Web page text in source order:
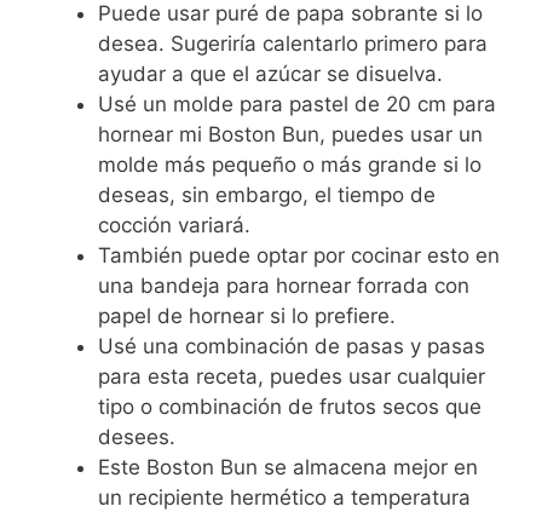
Puede usar puré de papa sobrante si lo
desea. Sugeriría calentarlo primero para
ayudar a que el azúcar se disuelva.
Usé un molde para pastel de 20 cm para
hornear mi Boston Bun, puedes usar un
molde más pequeño o más grande si lo
deseas, sin embargo, el tiempo de
cocción variará.
También puede optar por cocinar esto en
una bandeja para hornear forrada con
papel de hornear si lo prefiere.
Usé una combinación de pasas y pasas
para esta receta, puedes usar cualquier
tipo o combinación de frutos secos que
desees.
Este Boston Bun se almacena mejor en
un recipiente hermético a temperatura